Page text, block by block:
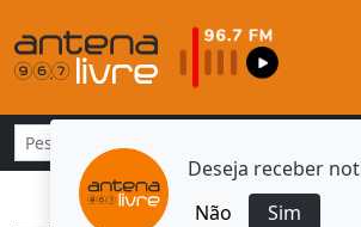
Deseja receber
Não
Sim